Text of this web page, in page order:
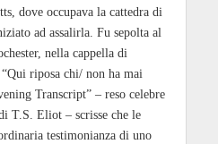
dove occupava la cattedra di
ad assalirla. Fu sepolta al
nella cappella di
riposa chi/ non ha mai
Transcript” – reso celebre
T.S. Eliot – scrisse che le
testimonianza di uno